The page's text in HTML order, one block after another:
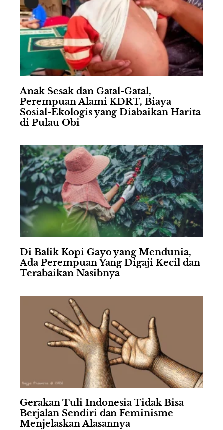
Anak Sesak dan Gatal-Gatal,
Perempuan Alami KDRT, Biaya
Sosial-Ekologis yang Diabaikan Harita
di Pulau Obi
Di Balik Kopi Gayo yang Mendunia,
Ada Perempuan Yang Digaji Kecil dan
Terabaikan Nasibnya
Gerakan Tuli Indonesia Tidak Bisa
Berjalan Sendiri dan Feminisme
Menjelaskan Alasannya